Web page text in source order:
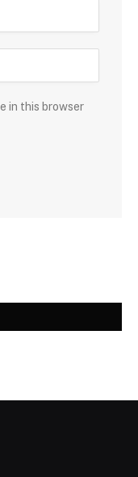
in this browser